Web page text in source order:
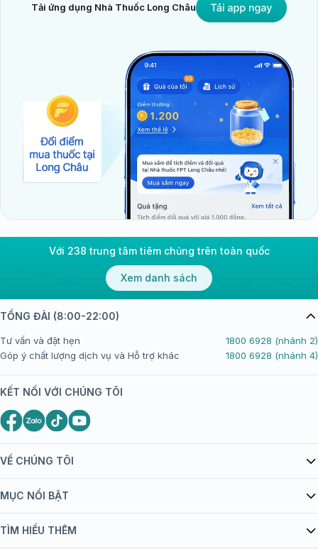
Tải ứng dụng Nhà Thuốc Long Châu
Với 238 trung tâm tiêm chủng trên toàn quốc
Xem danh sách
VỀ CHÚNG TÔI
Giới thiệu Tiêm Chủng FPT Long Châu
bán hàng
MỤC NỔI BẬT
Danh mục vắc xin
TÌM HIỂU THÊM
TỔNG ĐÀI (8:00-22:00)
Tư vấn và đặt hẹn
1800 6928 (nhánh 2)
Góp ý chất lượng dịch vụ và Hỗ trợ khác
1800 6928 (nhánh 4)
KẾT NỐI VỚI CHÚNG TÔI